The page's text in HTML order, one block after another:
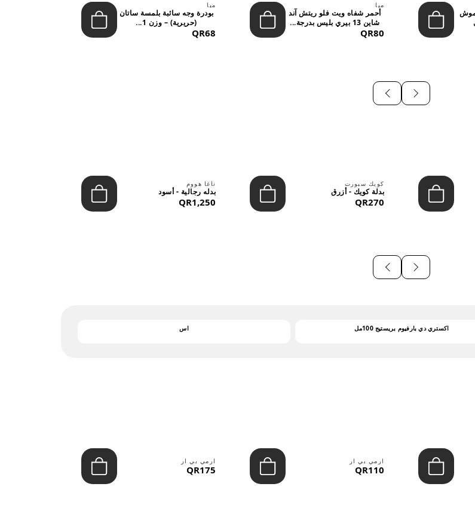
ميا
أحمر شفاه ويت فلو ريتش آند
شاين 13 بيري بليس بدرجة...
QR80
ميا
بودرة وجه سائبة بلمسة ساتان
(حريرية) – وزن 1...
QR68
كويك سبورت
بدلة كويك - أزرق
QR270
ناغا هووم
بدله رجالية - أسود
QR1,250
اكستري دي بارفيوم بريستيج 100مل اس
ارمي بي ار
QR110
ارمي بي ار
QR175